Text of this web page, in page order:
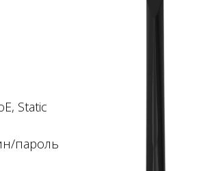
Static
пароль